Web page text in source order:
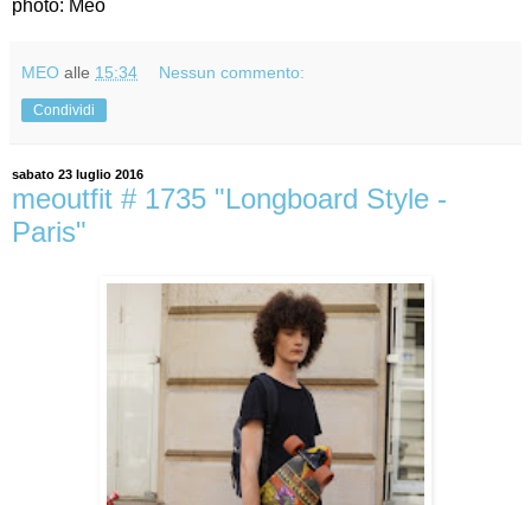
photo: Meo
MEO alle 15:34 Nessun commento:
Condividi
sabato 23 luglio 2016
meoutfit # 1735 "Longboard Style -
Paris"